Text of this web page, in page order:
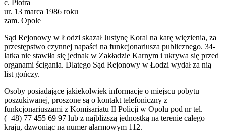
c. Piotra
ur. 13 marca 1986 roku
zam. Opole
Sąd Rejonowy w Łodzi skazał Justynę Koral na karę więzienia, za
przestępstwo czynnej napaści na funkcjonariusza publicznego. 34-
latka nie stawiła się jednak w Zakładzie Karnym i ukrywa się przed
organami ścigania. Dlatego Sąd Rejonowy w Łodzi wydał za nią
list gończy.
Osoby posiadające jakiekolwiek informacje o miejscu pobytu
poszukiwanej, proszone są o kontakt telefoniczny z
funkcjonariuszami z Komisariatu II Policji w Opolu pod nr tel.
(+48) 77 455 69 97 lub z najbliższą jednostką na terenie całego
kraju, dzwoniąc na numer alarmowym 112.